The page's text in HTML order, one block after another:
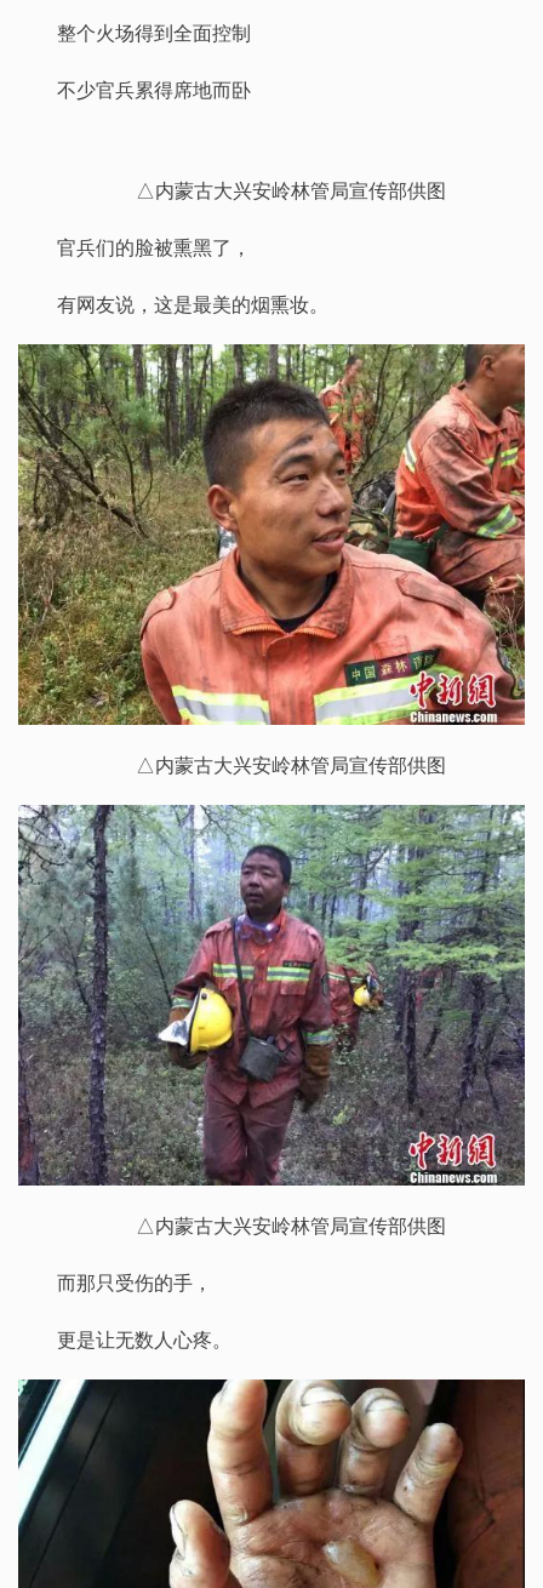
整个火场得到全面控制
不少官兵累得席地而卧
△内蒙古大兴安岭林管局宣传部供图
官兵们的脸被熏黑了，
有网友说，这是最美的烟熏妆。
△内蒙古大兴安岭林管局宣传部供图
△内蒙古大兴安岭林管局宣传部供图
而那只受伤的手，
更是让无数人心疼。